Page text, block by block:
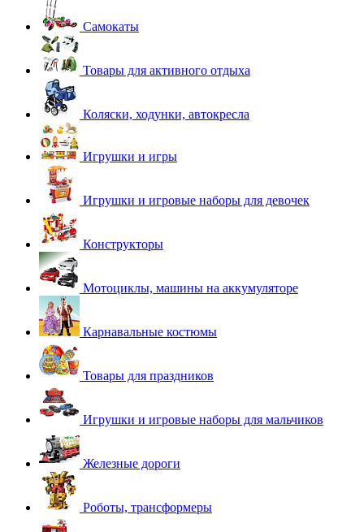
Самокаты
Товары для активного отдыха
Коляски, ходунки, автокресла
Игрушки и игры
Игрушки и игровые наборы для девочек
Конструкторы
Мотоциклы, машины на аккумуляторе
Карнавальные костюмы
Товары для праздников
Игрушки и игровые наборы для мальчиков
Железные дороги
Роботы, трансформеры